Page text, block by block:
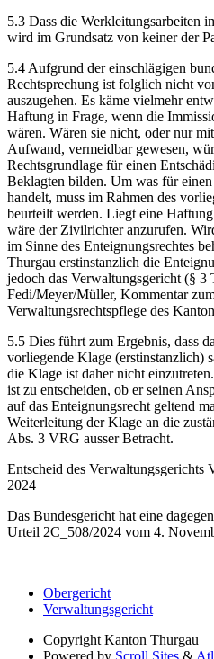
5.3 Dass die Werkleitungsarbeiten
wird im Grundsatz von keiner der
5.4 Aufgrund der einschlägigen
Rechtsprechung ist folglich nicht
auszugehen. Es käme vielmehr
Haftung in Frage, wenn die
wären. Wären sie nicht, oder nur
Aufwand, vermeidbar gewesen,
Rechtsgrundlage für einen
Beklagten bilden. Um was für
handelt, muss im Rahmen des
beurteilt werden. Liegt eine
wäre der Zivilrichter anzurufen.
im Sinne des Enteignungsrechtes
Thurgau erstinstanzlich die
jedoch das Verwaltungsgericht (§
Fedi/Meyer/Müller, Kommentar
Verwaltungsrechtspflege des
5.5 Dies führt zum Ergebnis, dass
vorliegende Klage (erstinstanzlich)
die Klage ist daher nicht
ist zu entscheiden, ob er seinen
auf das Enteignungsrecht geltend
Weiterleitung der Klage an die
Abs. 3 VRG ausser Betracht.
Entscheid des
2024
Das Bundesgericht hat eine
Urteil 2C_508/2024 vom 4.
Obergericht
Verwaltungsgericht
Copyright Kanton Thurgau